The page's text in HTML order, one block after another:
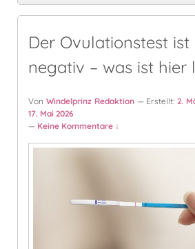
Der Ovulationstest
negativ – was ist hier
VonWindelprinz Redaktion — Erstellt: 2.
17. Mai 2026
— Keine Kommentare ↓